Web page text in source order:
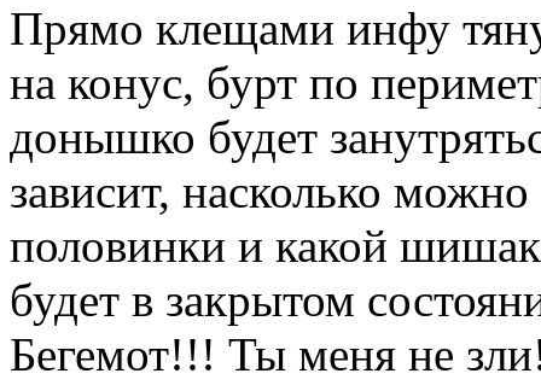
Прямо клещами инфу
на конус, бурт по
донышко будет
зависит, насколько
половинки и какой
будет в закрытом
Бегемот!!! Ты меня не